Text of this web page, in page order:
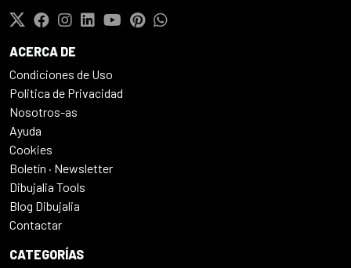
ACERCA DE
Condiciones de Uso
Politica de Privacidad
Nosotros-as
Ayuda
Cookies
Boletín · Newsletter
Dibujalia Tools
Blog Dibujalia
Contactar
CATEGORÍAS